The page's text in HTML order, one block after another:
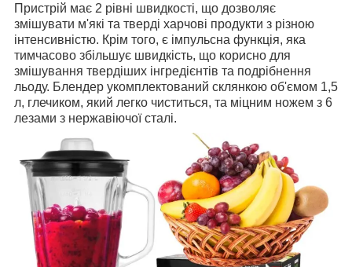
Пристрій має 2 рівні швидкості, що дозволяє
змішувати м'які та тверді харчові продукти з різною
інтенсивністю. Крім того, є імпульсна функція, яка
тимчасово збільшує швидкість, що корисно для
змішування твердіших інгредієнтів та подрібнення
льоду. Блендер укомплектований склянкою об'ємом 1,5
л, глечиком, який легко чиститься, та міцним ножем з 6
лезами з нержавіючої сталі.